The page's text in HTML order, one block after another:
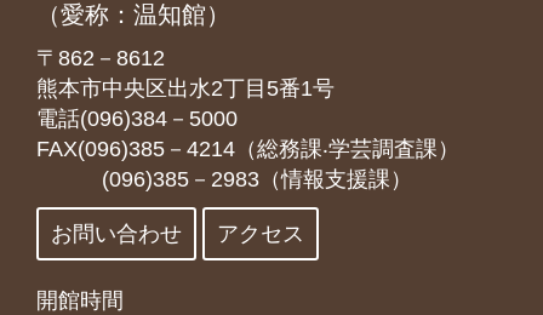
（愛称：温知館）
〒862－8612
熊本市中央区出水2丁目5番1号
電話(096)384－5000
FAX(096)385－4214（総務課‧学芸調査課）
(096)385－2983（情報支援課）
お問い合わせ アクセス
開館時間